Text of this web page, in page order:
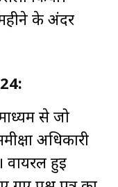
के अंदर
से जो
अधिकारी
वायरल हुई